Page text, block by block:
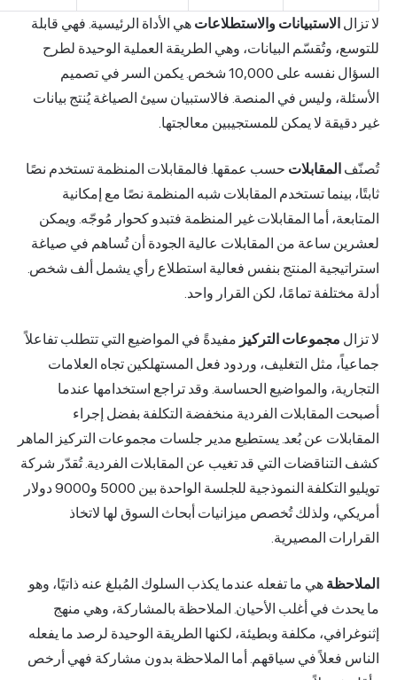
لا تزالالاستبيانات والاستطلاعاتهي الأداة الرئيسية. فهي قابلة
للتوسع، وتُقسّم البيانات، وهي الطريقة العملية الوحيدة لطرح
السؤال نفسه على 10,000 شخص. يكمن السر في تصميم
الأسئلة، وليس في المنصة. فالاستبيان سيئ الصياغة يُنتج بيانات
غير دقيقة لا يمكن للمستجيبين معالجتها.
تُصنّفالمقابلاتحسب عمقها. فالمقابلات المنظمة تستخدم نصًا
ثابتًا، بينما تستخدم المقابلات شبه المنظمة نصًا مع إمكانية
المتابعة، أما المقابلات غير المنظمة فتبدو كحوار مُوجّه. ويمكن
لعشرين ساعة من المقابلات عالية الجودة أن تُساهم في صياغة
استراتيجية المنتج بنفس فعالية استطلاع رأي يشمل ألف شخص.
أدلة مختلفة تمامًا، لكن القرار واحد.
لا تزالمجموعات التركيزمفيدةً في المواضيع التي تتطلب تفاعلاً
جماعياً، مثل التغليف، وردود فعل المستهلكين تجاه العلامات
التجارية، والمواضيع الحساسة. وقد تراجع استخدامها عندما
أصبحت المقابلات الفردية منخفضة التكلفة بفضل إجراء
المقابلات عن بُعد. يستطيع مدير جلسات مجموعات التركيز الماهر
كشف التناقضات التي قد تغيب عن المقابلات الفردية. تُقدّر شركة
تويليو التكلفة النموذجية للجلسة الواحدة بين 5000 و9000 دولار
أمريكي، ولذلك تُخصص ميزانيات أبحاث السوق لها لاتخاذ
القرارات المصيرية.
الملاحظةهي ما تفعله عندما يكذب السلوك المُبلغ عنه ذاتيًا، وهو
ما يحدث في أغلب الأحيان. الملاحظة بالمشاركة، وهي منهج
إثنوغرافي، مكلفة وبطيئة، لكنها الطريقة الوحيدة لرصد ما يفعله
الناس فعلاً في سياقهم. أما الملاحظة بدون مشاركة فهي أرخص